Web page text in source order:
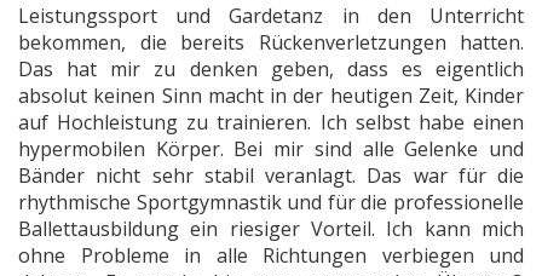
Leistungssport und Gardetanz in den Unterricht
bekommen, die bereits Rückenverletzungen hatten.
Das hat mir zu denken geben, dass es eigentlich
absolut keinen Sinn macht in der heutigen Zeit, Kinder
auf Hochleistung zu trainieren. Ich selbst habe einen
hypermobilen Körper. Bei mir sind alle Gelenke und
Bänder nicht sehr stabil veranlagt. Das war für die
rhythmische Sportgymnastik und für die professionelle
Ballettausbildung ein riesiger Vorteil. Ich kann mich
ohne Probleme in alle Richtungen verbiegen und